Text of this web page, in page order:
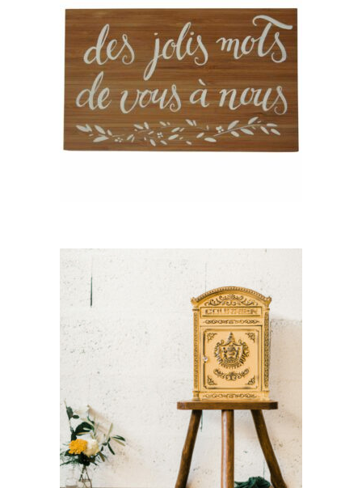
Panneau bois « Valentine » –
Des jolis mots de vous à nous
7,00€
Boîte Postale « jaune »
20,40€